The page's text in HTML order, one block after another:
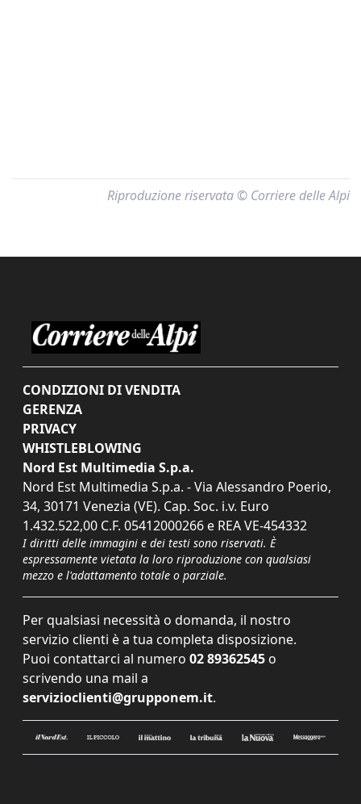
Riproduzione riservata © Corriere delle Alpi
CONDIZIONI DI VENDITA
GERENZA
PRIVACY
WHISTLEBLOWING
Nord Est Multimedia S.p.a.
Nord Est Multimedia S.p.a. - Via Alessandro Poerio,
34, 30171 Venezia (VE). Cap. Soc. i.v. Euro
1.432.522,00 C.F. 05412000266 e REA VE-454332
I diritti delle immagini e dei testi sono riservati. È
espressamente vietata la loro riproduzione con qualsiasi
mezzo e l'adattamento totale o parziale.
Per qualsiasi necessità o domanda, il nostro
servizio clienti è a tua completa disposizione.
Puoi contattarci al numero 02 89362545 o
scrivendo una mail a
servizioclienti@grupponem.it.